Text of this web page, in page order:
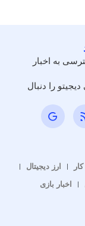
به اخبار
را دنبال
ارز دیجیتال
اخبار بازی